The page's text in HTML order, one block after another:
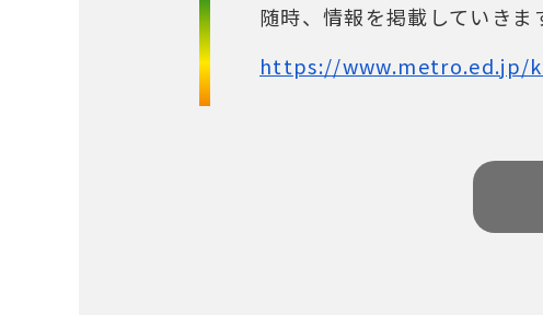
随時、情報を掲載していきま
https://www.metro.ed.jp/